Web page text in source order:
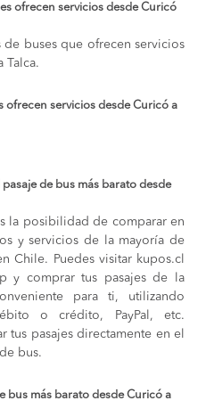
ofrecen servicios desde Curicó
de buses que ofrecen servicios
Talca.
ofrecen servicios desde Curicó a
de bus más barato desde
la posibilidad de comparar en
y servicios de la mayoría de
Chile. Puedes visitar kupos.cl
y comprar tus pasajes de la
para ti, utilizando
o crédito, PayPal, etc.
tus pasajes directamente en el
bus.
bus más barato desde Curicó a